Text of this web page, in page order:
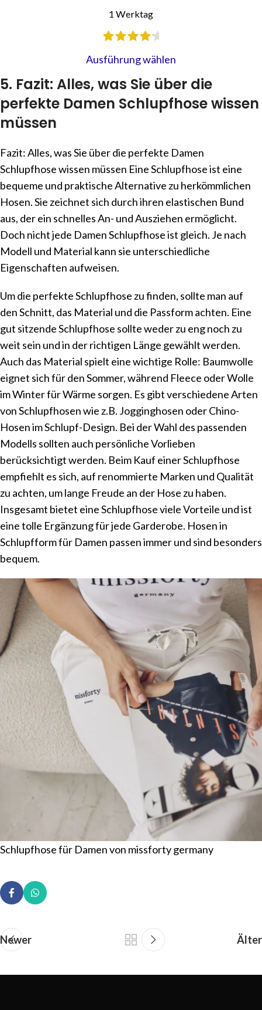
1 Werktag
Ausführung wählen
5. Fazit: Alles, was Sie über die
perfekte Damen Schlupfhose wissen
müssen
Fazit: Alles, was Sie über die perfekte Damen
Schlupfhose wissen müssen Eine Schlupfhose ist eine
bequeme und praktische Alternative zu herkömmlichen
Hosen. Sie zeichnet sich durch ihren elastischen Bund
aus, der ein schnelles An- und Ausziehen ermöglicht.
Doch nicht jede Damen Schlupfhose ist gleich. Je nach
Modell und Material kann sie unterschiedliche
Eigenschaften aufweisen.
Um die perfekte Schlupfhose zu finden, sollte man auf
den Schnitt, das Material und die Passform achten. Eine
gut sitzende Schlupfhose sollte weder zu eng noch zu
weit sein und in der richtigen Länge gewählt werden.
Auch das Material spielt eine wichtige Rolle: Baumwolle
eignet sich für den Sommer, während Fleece oder Wolle
im Winter für Wärme sorgen. Es gibt verschiedene Arten
von Schlupfhosen wie z.B. Jogginghosen oder Chino-
Hosen im Schlupf-Design. Bei der Wahl des passenden
Modells sollten auch persönliche Vorlieben
berücksichtigt werden. Beim Kauf einer Schlupfhose
empfiehlt es sich, auf renommierte Marken und Qualität
zu achten, um lange Freude an der Hose zu haben.
Insgesamt bietet eine Schlupfhose viele Vorteile und ist
eine tolle Ergänzung für jede Garderobe. Hosen in
Schlupfform für Damen passen immer und sind besonders
bequem.
Schlupfhose für Damen von missforty germany
Newer Älter